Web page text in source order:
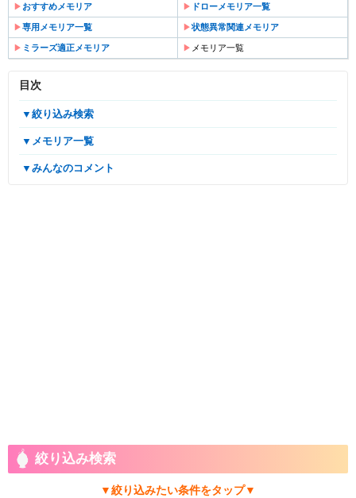
▶︎ おすすめメモリア ▶︎ ドローメモリア一覧
▶︎専用メモリア一覧 ▶︎状態異常関連メモリア
▶︎ ミラーズ適正メモリア ▶︎ メモリア一覧
目次
▼絞り込み検索
▼メモリア一覧
▼みんなのコメント
絞り込み検索
▼絞り込みたい条件をタップ▼